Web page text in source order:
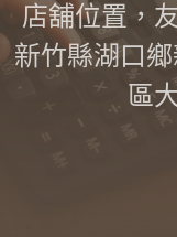
店舖位置，
新竹縣湖口
區